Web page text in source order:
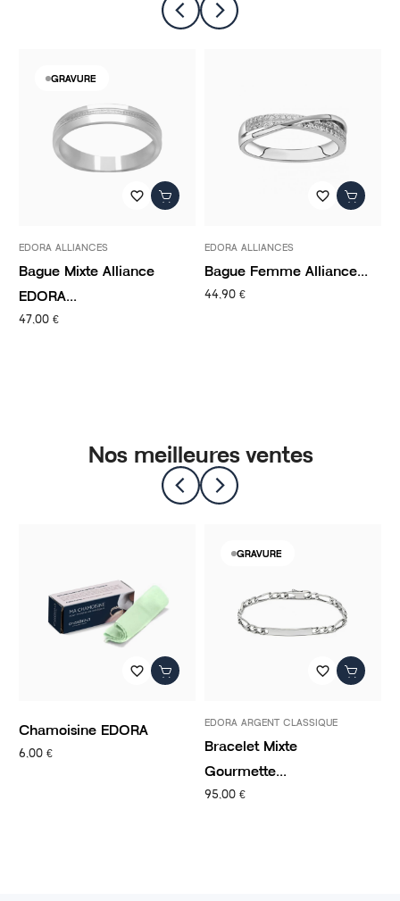
GRAVURE
favorite_border
EDORA ALLIANCES
Bague Mixte Alliance
EDORA...
47,00 €
favorite_border
EDORA ALLIANCES
Bague Femme Alliance...
44,90 €
Nos meilleures ventes
EDORA
GRAVURE
EDORA ARGENT CLASSIQUE
Bracelet Mixte
Gourmette...
95,00 €